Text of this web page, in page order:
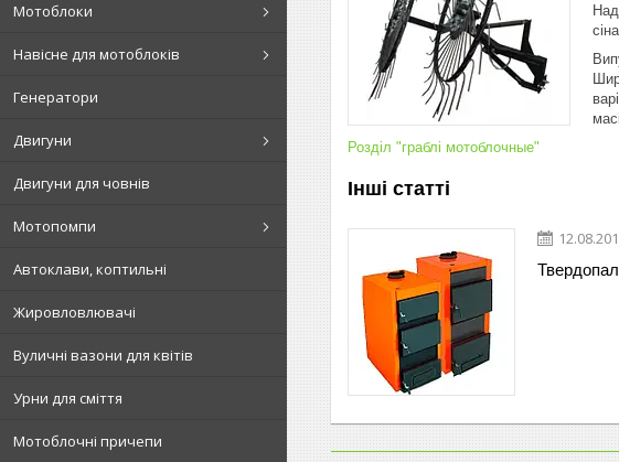
Мотоблоки
Навісне для мотоблоків
Генератори
Двигуни
Двигуни для човнів
Мотопомпи
Автоклави, коптильні
Жировловлювачі
Вуличні вазони для квітів
Урни для сміття
Мотоблочні причепи
сіна.
Розділ "граблі мотоблочные"
Інші статті